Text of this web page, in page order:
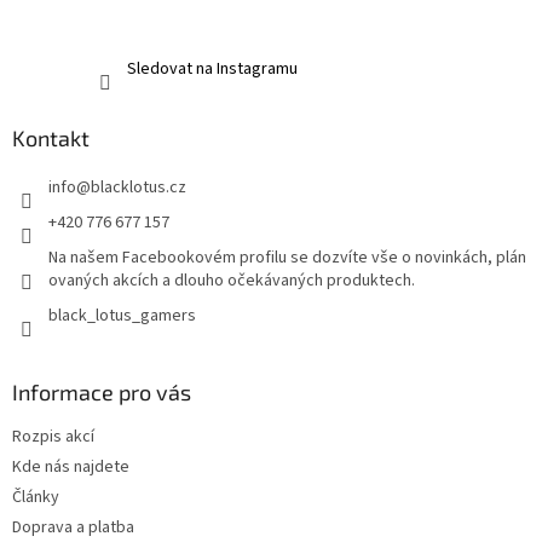
Sledovat na Instagramu
Kontakt
info@blacklotus.cz
+420 776 677 157
Na našem Facebookovém profilu se dozvíte vše o novinkách, plán
ovaných akcích a dlouho očekávaných produktech.
black_lotus_gamers
Informace pro vás
Rozpis akcí
Kde nás najdete
Články
Doprava a platba